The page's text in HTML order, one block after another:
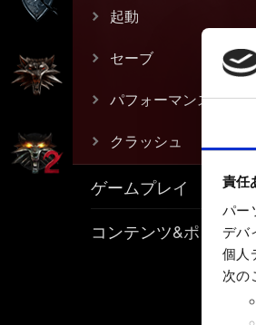
責任
パー
デバ
個人
次の
起動
セーブ
パフォーマンス
クラッシュ
ゲームプレイ
コンテンツ&ポリシー